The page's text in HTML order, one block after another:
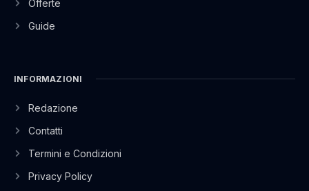
Offerte
Guide
INFORMAZIONI
Redazione
Contatti
Termini e Condizioni
Privacy Policy